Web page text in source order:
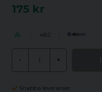
175 kr
482
- +
Snabba leveranser